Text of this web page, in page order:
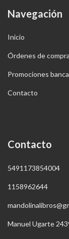
Navegación
Inicio
Órdenes de compra
Promociones
Contacto
Contacto
5491173854004
1158962644
Manuel Ugarte